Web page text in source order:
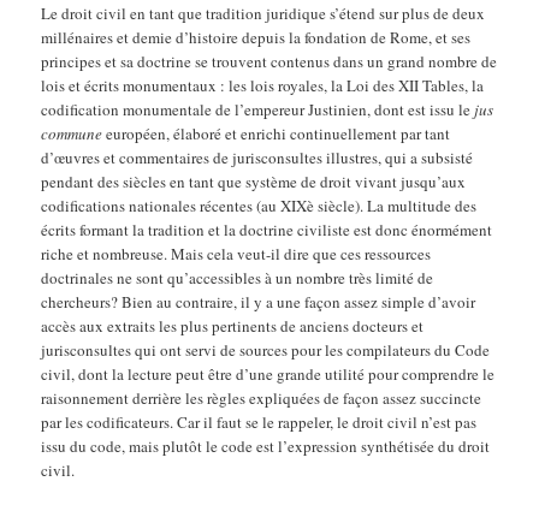
Le droit civil en tant que tradition juridique s’étend sur plus de deux
millénaires et demie d’histoire depuis la fondation de Rome, et ses
principes et sa doctrine se trouvent contenus dans un grand nombre de
lois et écrits monumentaux : les lois royales, la Loi des XII Tables, la
codification monumentale de l’empereur Justinien, dont est issu le jus
communeeuropéen, élaboré et enrichi continuellement par tant
d’œuvres et commentaires de jurisconsultes illustres, qui a subsisté
pendant des siècles en tant que système de droit vivant jusqu’aux
codifications nationales récentes (au XIXè siècle). La multitude des
écrits formant la tradition et la doctrine civiliste est donc énormément
riche et nombreuse. Mais cela veut-il dire que ces ressources
doctrinales ne sont qu’accessibles à un nombre très limité de
chercheurs? Bien au contraire, il y a une façon assez simple d’avoir
accès aux extraits les plus pertinents de anciens docteurs et
jurisconsultes qui ont servi de sources pour les compilateurs du Code
civil, dont la lecture peut être d’une grande utilité pour comprendre le
raisonnement derrière les règles expliquées de façon assez succincte
par les codificateurs. Car il faut se le rappeler, le droit civil n’est pas
issu du code, mais plutôt le code est l’expression synthétisée du droit
civil.